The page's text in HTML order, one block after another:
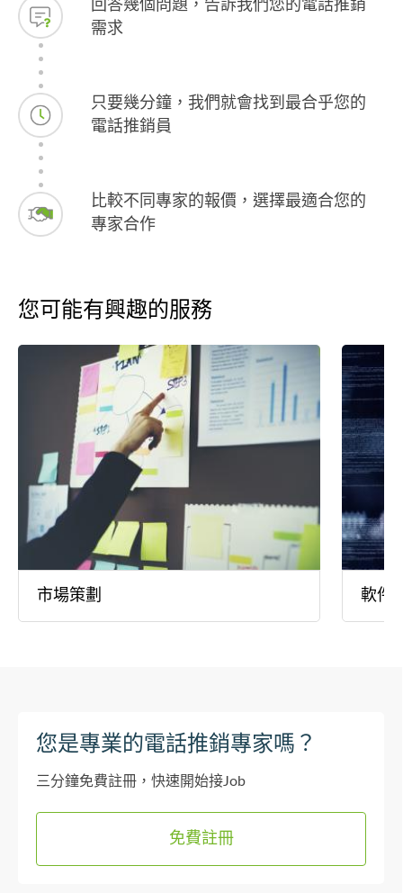
回答幾個問題，告訴我們您的電話推銷
需求
只要幾分鐘，我們就會找到最合乎您的
電話推銷員
比較不同專家的報價，選擇最適合您的
專家合作
您可能有興趣的服務
市場策劃 軟件
您是專業的電話推銷專家嗎？
三分鐘免費註冊，快速開始接Job
免費註冊